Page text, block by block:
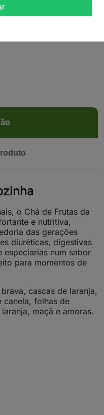
o Chá de Frutas da
e nutritiva,
das gerações
diuréticas, digestivas
especiarias num sabor
para momentos de
cascas de laranja,
canela, folhas de
maçã e amoras.